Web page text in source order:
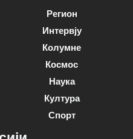
Регион
Интервју
Колумне
Космос
Наука
Култура
Спорт